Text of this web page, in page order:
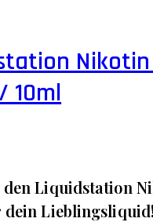
10ml
den Liquidstation
dein